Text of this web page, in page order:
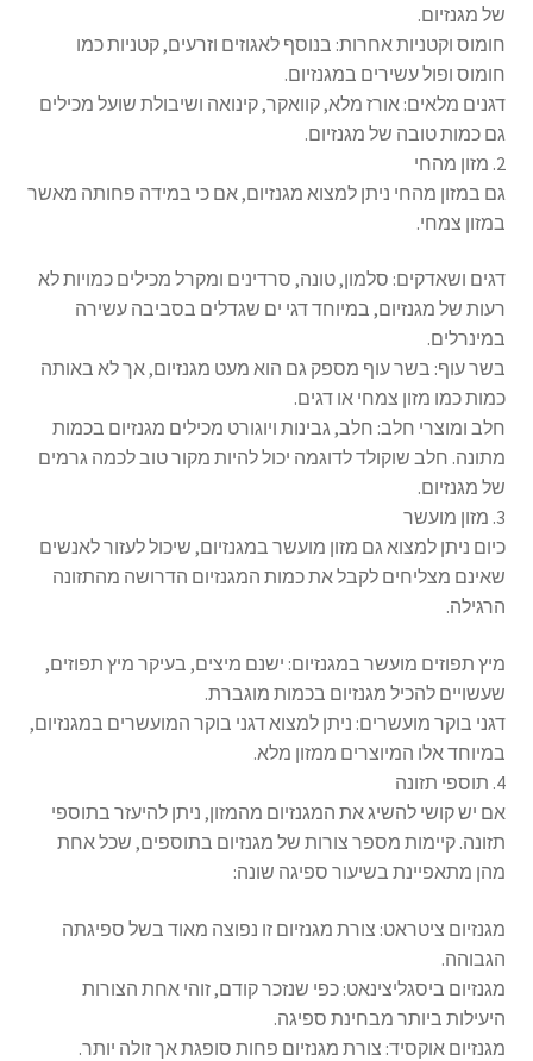
של מגנזיום.
חומוס וקטניות אחרות: בנוסף לאגוזים וזרעים, קטניות כמו
חומוס ופול עשירים במגנזיום.
דגנים מלאים: אורז מלא, קוואקר, קינואה ושיבולת שועל מכילים
גם כמות טובה של מגנזיום.
2. מזון מהחי
גם במזון מהחי ניתן למצוא מגנזיום, אם כי במידה פחותה מאשר
במזון צמחי.
דגים ושאדקים: סלמון, טונה, סרדינים ומקרל מכילים כמויות לא
רעות של מגנזיום, במיוחד דגי ים שגדלים בסביבה עשירה
במינרלים.
בשר עוף: בשר עוף מספק גם הוא מעט מגנזיום, אך לא באותה
כמות כמו מזון צמחי או דגים.
חלב ומוצרי חלב: חלב, גבינות ויוגורט מכילים מגנזיום בכמות
מתונה. חלב שוקולד לדוגמה יכול להיות מקור טוב לכמה גרמים
של מגנזיום.
3. מזון מועשר
כיום ניתן למצוא גם מזון מועשר במגנזיום, שיכול לעזור לאנשים
שאינם מצליחים לקבל את כמות המגנזיום הדרושה מהתזונה
הרגילה.
מיץ תפוזים מועשר במגנזיום: ישנם מיצים, בעיקר מיץ תפוזים,
שעשויים להכיל מגנזיום בכמות מוגברת.
דגני בוקר מועשרים: ניתן למצוא דגני בוקר המועשרים במגנזיום,
במיוחד אלו המיוצרים ממזון מלא.
4. תוספי תזונה
אם יש קושי להשיג את המגנזיום מהמזון, ניתן להיעזר בתוספי
תזונה. קיימות מספר צורות של מגנזיום בתוספים, שכל אחת
מהן מתאפיינת בשיעור ספיגה שונה:
מגנזיום ציטראט: צורת מגנזיום זו נפוצה מאוד בשל ספיגתה
הגבוהה.
מגנזיום ביסגליצינאט: כפי שנזכר קודם, זוהי אחת הצורות
היעילות ביותר מבחינת ספיגה.
מגנזיום אוקסיד: צורת מגנזיום פחות סופגת אך זולה יותר.